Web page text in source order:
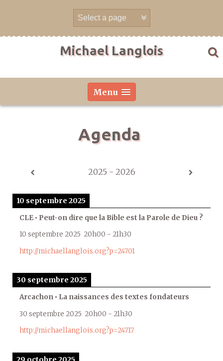
Michael Langlois
Menu
Agenda
2025 - 2026
10 septembre 2025
CLE • Peut-on dire que la Bible est la Parole de Dieu ?
10 septembre 2025 20h00 - 21h30
http://michaellanglois.org?p=24701
30 septembre 2025
Arcachon • La naissances des textes fondateurs
30 septembre 2025 20h00 - 21h30
http://michaellanglois.org?p=24717